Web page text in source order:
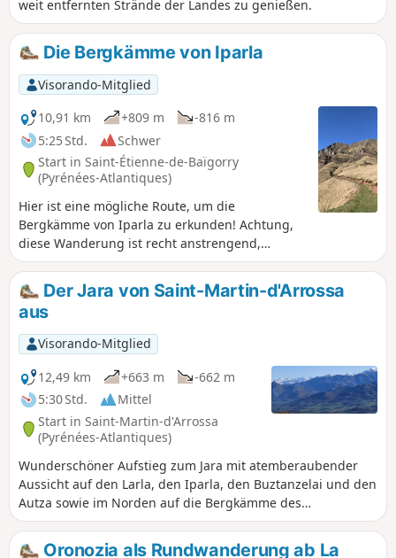
weit entfernten Strände der Landes zu genießen.
Die Bergkämme von Iparla
Visorando-Mitglied
10,91 km
+809 m
-816 m
5:25 Std.
Schwer
Start in Saint-Étienne-de-Baïgorry
(Pyrénées-Atlantiques)
Hier ist eine mögliche Route, um die
Bergkämme von Iparla zu erkunden! Achtung,
diese Wanderung ist recht anstrengend,
insbesondere der letzte „Aufstieg” zu den
Bergkämmen.
Der Jara von Saint-Martin-d'Arrossa
aus
Visorando-Mitglied
12,49 km
+663 m
-662 m
5:30 Std.
Mittel
Start in Saint-Martin-d'Arrossa
(Pyrénées-Atlantiques)
Wunderschöner Aufstieg zum Jara mit atemberaubender
Aussicht auf den Larla, den Iparla, den Buztanzelai und den
Autza sowie im Norden auf die Bergkämme des
Haltzamendi und des Baigura. Sehr abwechslungsreiche
Wege, fast immer ungeschützt, die in einem Felsvorsprung
Oronozia als Rundwanderung ab La